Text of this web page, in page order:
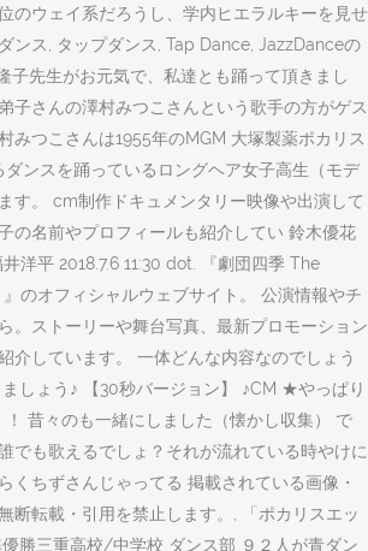
のウェイ系だろうし、学内ヒエラルキーを見せ
ンス, タップダンス, Tap Dance, JazzDanceの
子先生がお元気で、私達とも踊って頂きまし
子さんの澤村みつこさんという歌手の方がゲス
みつこさんは1955年のMGM 大塚製薬ポカリス
ンスを踊っているロングヘア女子高生（モデ
す。 cm制作ドキュメンタリー映像や出演して
の名前やプロフィールも紹介してい 鈴木優花
井洋平 2018.7.6 11:30 dot. 『劇団四季 The
のオフィシャルウェブサイト。 公演情報やチ
。ストーリーや舞台写真、最新プロモーション
介しています。 一体どんな内容なのでしょう
しょう♪ 【30秒バージョン】 ♪CM ★やっぱり
！ 昔々のも一緒にしました（懐かし収集） で
でも歌えるでしょ？それが流れている時やけに
くちずさんじゃってる 掲載されている画像・
断転載・引用を禁止します。, 「ポカリスエッ
勝三重高校/中学校 ダンス部 ９２人が青ダン